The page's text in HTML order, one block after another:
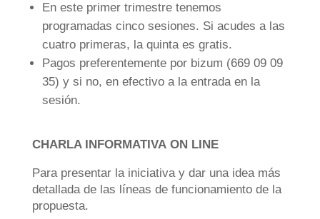
En este primer trimestre tenemos
programadas cinco sesiones. Si acudes a las
cuatro primeras, la quinta es gratis.
Pagos preferentemente por bizum (669 09 09
35) y si no, en efectivo a la entrada en la
sesión.
CHARLA INFORMATIVA ON LINE
Para presentar la iniciativa y dar una idea más
detallada de las líneas de funcionamiento de la
propuesta.